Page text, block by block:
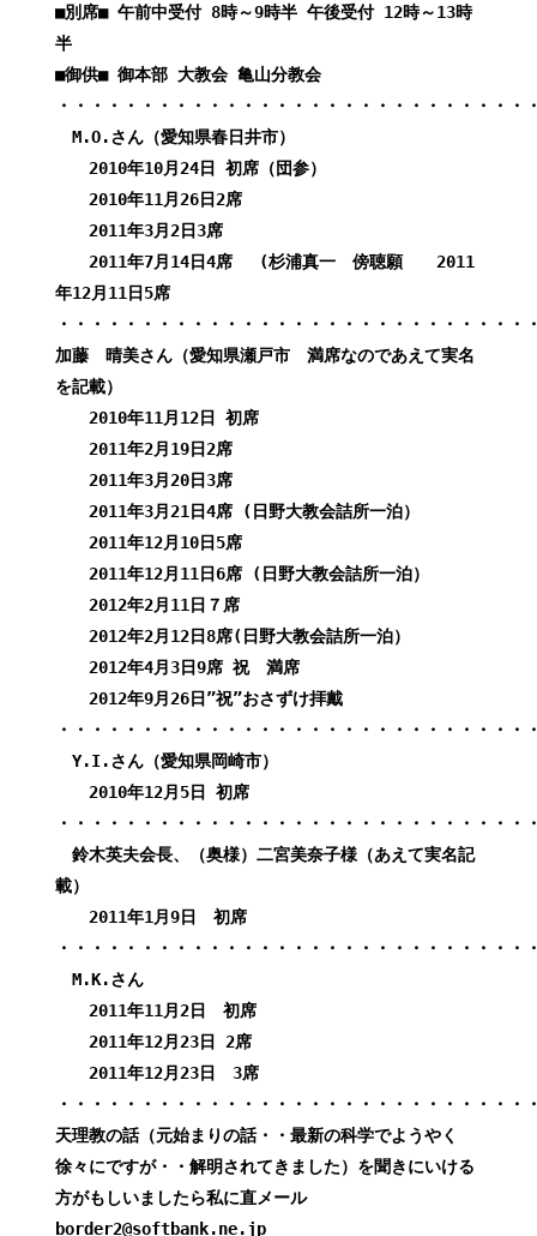
■別席■ 午前中受付 8時～9時半 午後受付 12時～13時
半
■御供■ 御本部 大教会 亀山分教会
・・・・・・・・・・・・・・・・・・・・・・・・・・・・
M.O.さん（愛知県春日井市）
2010年10月24日 初席（団参）
2010年11月26日2席
2011年3月2日3席
2011年7月14日4席 (杉浦真一 傍聴願 2011
年12月11日5席
・・・・・・・・・・・・・・・・・・・・・・・・・・・・
加藤 晴美さん（愛知県瀬戸市 満席なのであえて実名
を記載）
2010年11月12日 初席
2011年2月19日2席
2011年3月20日3席
2011年3月21日4席 (日野大教会詰所一泊）
2011年12月10日5席
2011年12月11日6席 (日野大教会詰所一泊）
2012年2月11日７席
2012年2月12日8席(日野大教会詰所一泊）
2012年4月3日9席祝 満席
2012年9月26日”祝”おさずけ拝戴
・・・・・・・・・・・・・・・・・・・・・・・・・・・・
Y.I.さん（愛知県岡崎市）
2010年12月5日 初席
・・・・・・・・・・・・・・・・・・・・・・・・・・・・
鈴木英夫会長、（奥様）二宮美奈子様（あえて実名記
載）
2011年1月9日 初席
・・・・・・・・・・・・・・・・・・・・・・・・・・・・
M.K.さん
2011年11月2日 初席
2011年12月23日 2席
2011年12月23日 3席
・・・・・・・・・・・・・・・・・・・・・・・・・・・・
天理教の話（元始まりの話・・最新の科学でようやく
徐々にですが・・解明されてきました）を聞きにいける
方がもしいましたら私に直メール
border2@softbank.ne.jp